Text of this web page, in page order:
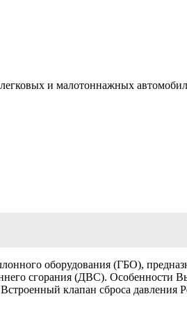
и малотоннажных
оборудования (ГБО),
сгорания (ДВС). Особенности
клапан сброса давления